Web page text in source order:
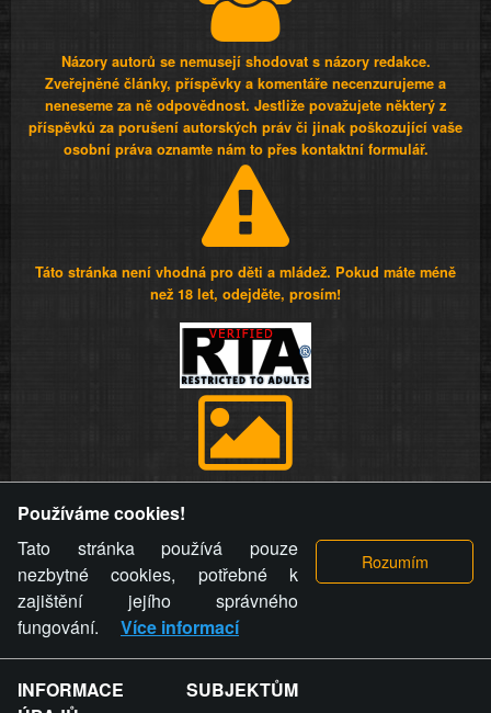
Názory autorů se nemusejí shodovat s názory redakce.
Zveřejněné články, příspěvky a komentáře necenzurujeme a
neneseme za ně odpovědnost. Jestliže považujete některý z
příspěvků za porušení autorských práv či jinak poškozující vaše
osobní práva oznamte nám to přes kontaktní formulář.
Táto stránka není vhodná pro děti a mládež. Pokud máte méně
než 18 let, odejděte, prosím!
videa a komentáře. Osoba, které se toto opatření provozovatele
stránky týče, ani osoba, která umístila fotografii nebo video na
stránku, nemůže z důvodu odstranění fotografie, videa nebo
komentáře pro výše uvedenou okolnost uplatnit vůči
provozovateli stránky žádný nárok na náhradu škody nebo
nemajetkové újmy.
Používáme cookies!
Tato stránka používá pouze
nezbytné cookies, potřebné k
zajištění jejího správného
fungování.
Více informací
INFORMACE SUBJEKTŮM